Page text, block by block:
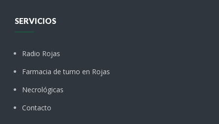
SERVICIOS
Radio Rojas
Farmacia de turno en Rojas
Necrológicas
Contacto